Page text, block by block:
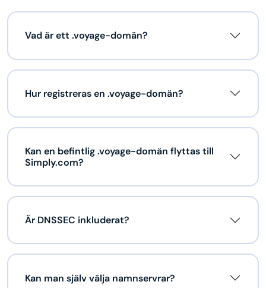
Vad är ett .voyage-domän?
Hur registreras en .voyage-domän?
Kan en befintlig .voyage-domän flyttas till
Simply.com?
Är DNSSEC inkluderat?
Kan man själv välja namnservrar?